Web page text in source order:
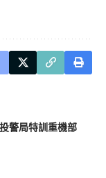
警局特訓重機部